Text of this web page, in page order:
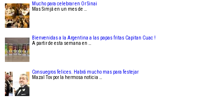
Mucho para celebrar en Or Sinai
Mas Simjá en un mes de …
Bienvenidas a la Argentina a las papas fritas Capitan Cuac !
A partir de esta semana en …
Consuegros felices. Habrá mucho mas para festejar
Mazal Tov por la hermosa noticia …